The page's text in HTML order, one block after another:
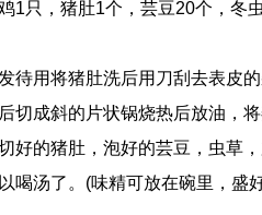
，猪肚1个，芸豆20个，冬
用将猪肚洗后用刀刮去表皮的
切成斜的片状锅烧热后放油，
好的猪肚，泡好的芸豆，虫草
喝汤了。(味精可放在碗里，盛